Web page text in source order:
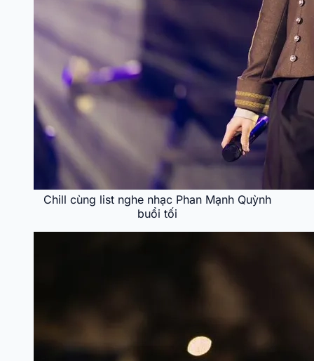
Chill cùng list nghe nhạc Phan Mạnh Quỳnh
buổi tối